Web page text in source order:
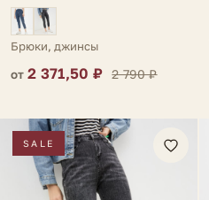
голубые Policastro
Брюки, джинсы
от 2 371,50 ₽ 2 790 ₽
SALE